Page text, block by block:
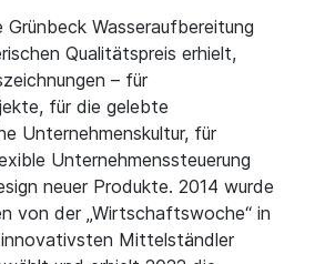
Grünbeck Wasseraufbereitung
Qualitätspreis erhielt,
– für
für die gelebte
Unternehmenskultur, für
Unternehmenssteuerung
neuer Produkte. 2014 wurde
von der „Wirtschaftswoche“ in
Mittelständler